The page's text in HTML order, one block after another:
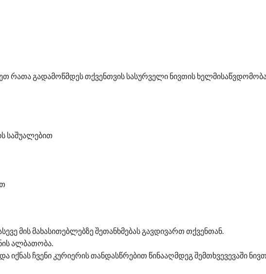
რათა გადამოწმდეს თქვენთვის სასურველი ნივთის
საშუალებით
მის მახასითებლებზე შეთანხმებას გავდივართ თქვენთან.
ალბათობა.
იქნას ჩვენი კურიერის თანდასწრებით წინააღმდეგ შემთხვევევაში